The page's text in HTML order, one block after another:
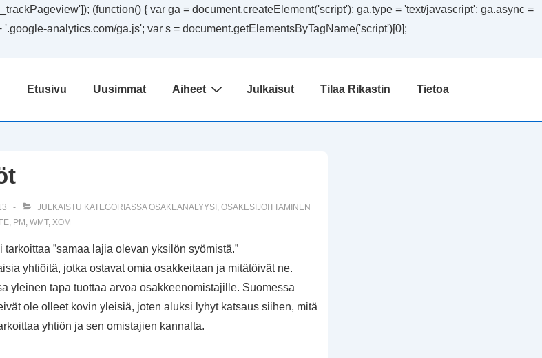
(function() { var ga = document.createElement('script'); ga.type = 'text/javascript'; ga.async =
analytics.com/ga.js'; var s = document.getElementsByTagName('script')[0];
Päänavigaatio
Etusivu Uusimmat Aiheet Julkaisut Tilaa Rikastin Tietoa
JULKAISTU KATEGORIASSAOSAKEANALYYSI , OSAKESIJOITTAMINEN
, PM , WMT, XOM
”samaa lajia olevan yksilön syömistä.”
yhtiöitä, jotka ostavat omia osakkeitaan ja mitätöivät ne.
yleinen tapa tuottaa arvoa osakkeenomistajille. Suomessa
ole olleet kovin yleisiä, joten aluksi lyhyt katsaus siihen, mitä
yhtiön ja sen omistajien kannalta.